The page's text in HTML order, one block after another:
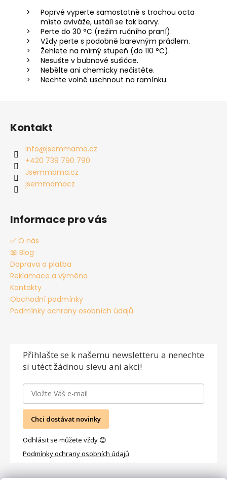
Poprvé vyperte samostatně s trochou octa
místo aviváže, ustálí se tak barvy.
Perte do 30 °C (režim ručního praní).
Vždy perte s podobně barevným prádlem.
Žehlete na mírný stupeň (do 110 °C).
Nesušte v bubnové sušičce.
Nebělte ani chemicky nečistěte.
Nechte volně uschnout na ramínku.
Z
Kontakt
info@jsemmama.cz
+420 739 790 790
Jsemmáma.cz
jsemmamacz
Informace pro vás
✅ O nás
📖 Blog
Doprava a platba
Reklamace a výměna
Kontakty
Obchodní podmínky
Podmínky ochrany osobních údajů
Přihlašte se k našemu newsletteru a nenechte
si utéct žádnou slevu ani akci!
Chci dostávat novinky
Odhlásit se můžete vždy 😊
Podmínky ochrany osobních údajů